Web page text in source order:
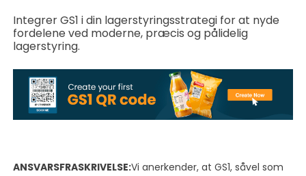
Integrer GS1 i din lagerstyringsstrategi for at nyde
fordelene ved moderne, præcis og pålidelig
lagerstyring.
ANSVARSFRASKRIVELSE:Vi anerkender, at GS1, såvel som